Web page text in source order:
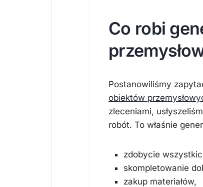
Co robi
Postanowiliśmy
obiektów
zleceniami,
robót. To właśnie
zdobycie
skompletowanie
zakup materiałów,